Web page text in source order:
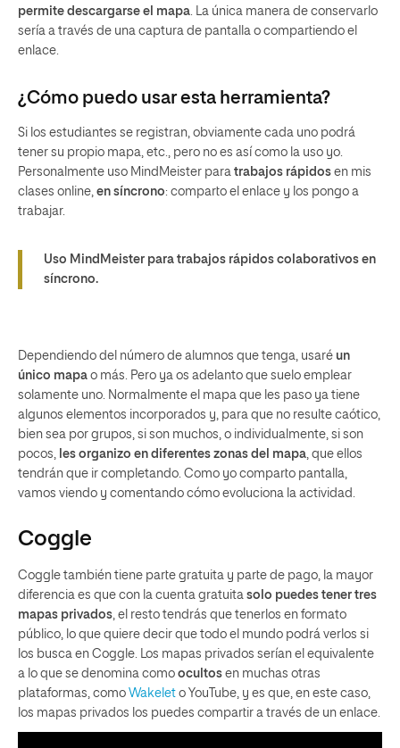
permite descargarse el mapa. La única manera de conservarlo
sería a través de una captura de pantalla o compartiendo el
enlace.
¿Cómo puedo usar esta herramienta?
Si los estudiantes se registran, obviamente cada uno podrá
tener su propio mapa, etc., pero no es así como la uso yo.
Personalmente uso MindMeister para trabajos rápidos en mis
clases online, en síncrono: comparto el enlace y los pongo a
trabajar.
Uso MindMeister para trabajos rápidos colaborativos en
síncrono.
Dependiendo del número de alumnos que tenga, usaré un
único mapa o más. Pero ya os adelanto que suelo emplear
solamente uno. Normalmente el mapa que les paso ya tiene
algunos elementos incorporados y, para que no resulte caótico,
bien sea por grupos, si son muchos, o individualmente, si son
pocos, les organizo en diferentes zonas del mapa, que ellos
tendrán que ir completando. Como yo comparto pantalla,
vamos viendo y comentando cómo evoluciona la actividad.
Coggle
Coggle también tiene parte gratuita y parte de pago, la mayor
diferencia es que con la cuenta gratuita solo puedes tener tres
mapas privados, el resto tendrás que tenerlos en formato
público, lo que quiere decir que todo el mundo podrá verlos si
los busca en Coggle. Los mapas privados serían el equivalente
a lo que se denomina como ocultos en muchas otras
plataformas, como Wakelet o YouTube, y es que, en este caso,
los mapas privados los puedes compartir a través de un enlace.